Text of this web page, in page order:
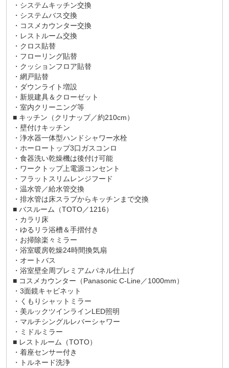
・システムキッチン交換
・システムバス交換
・コスメカウンター交換
・レストルーム交換
・クロス貼替
・フローリング貼替
・クッションフロア貼替
・網戸貼替
・ダウンライト増設
・新規建具＆クローゼット
・室内クリーニング等
■ キッチン（クリナップ／約210cm）
・壁付けキッチン
・浄水器一体型ハンドシャワー水栓
・ホーロートップ3口ガスコンロ
・食器洗い乾燥機は後付け可能
・ワークトップ上電源コンセント
・フラットスリムレンジフード
・温水管／給水管交換
・排水管は床スラブからキッチンまで交換
■ バスルーム（TOTO／1216）
・カラリ床
・ゆるリラ浴槽＆手摺付き
・お掃除楽々ミラー
・浴室暖房乾燥24時間換気扇
・オートバス
・浴室壁全周プレミアムパネル仕上げ
■ コスメカウンター（Panasonic C-Line／1000mm）
・3面鏡キャビネット
・くもりシャットミラー
・美ルックツインラインLED照明
・マルチシングルレバーシャワー
・ミドルミラー
■ レストルーム（TOTO）
・着座センサー付き
・トルネード洗浄